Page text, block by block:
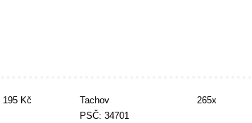
195 Kč
Tachov
PSČ: 34701
265x